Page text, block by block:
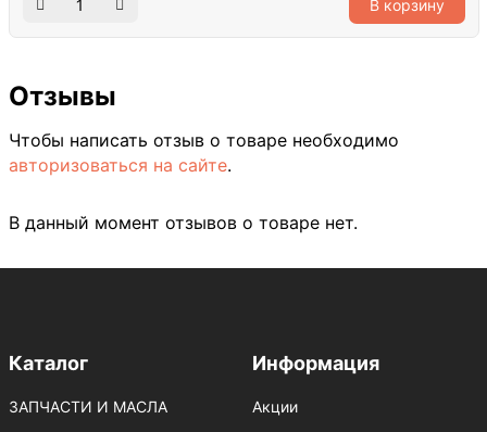
В корзину
Отзывы
Чтобы написать отзыв о товаре необходимо
авторизоваться на сайте.
В данный момент отзывов о товаре нет.
Каталог
ЗАПЧАСТИ И МАСЛА
Информация
Акции